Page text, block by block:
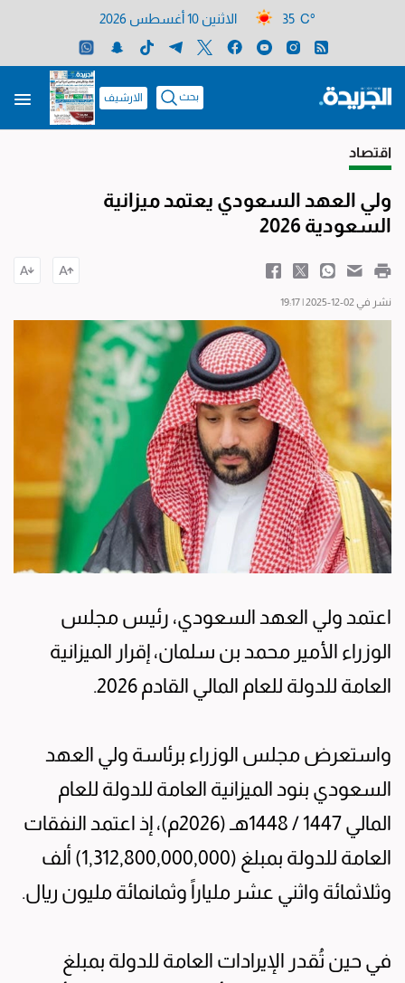
35 C° الاثنين 10 أغسطس 2026
بحث الارشيف
اقتصاد
ولي العهد السعودي يعتمد ميزانية
السعودية 2026
نشر في 02-12-2025 | 19:17
اعتمد ولي العهد السعودي، رئيس مجلس
الوزراء الأمير محمد بن سلمان، إقرار الميزانية
العامة للدولة للعام المالي القادم 2026.
واستعرض مجلس الوزراء برئاسة ولي العهد
السعودي بنود الميزانية العامة للدولة للعام
المالي 1447 / 1448هـ (2026م)، إذ اعتمد النفقات
العامة للدولة بمبلغ (1,312,800,000,000) ألف
وثلاثمائة واثني عشر ملياراً وثمانمائة مليون ريال.
في حين تُقدر الإيرادات العامة للدولة بمبلغ